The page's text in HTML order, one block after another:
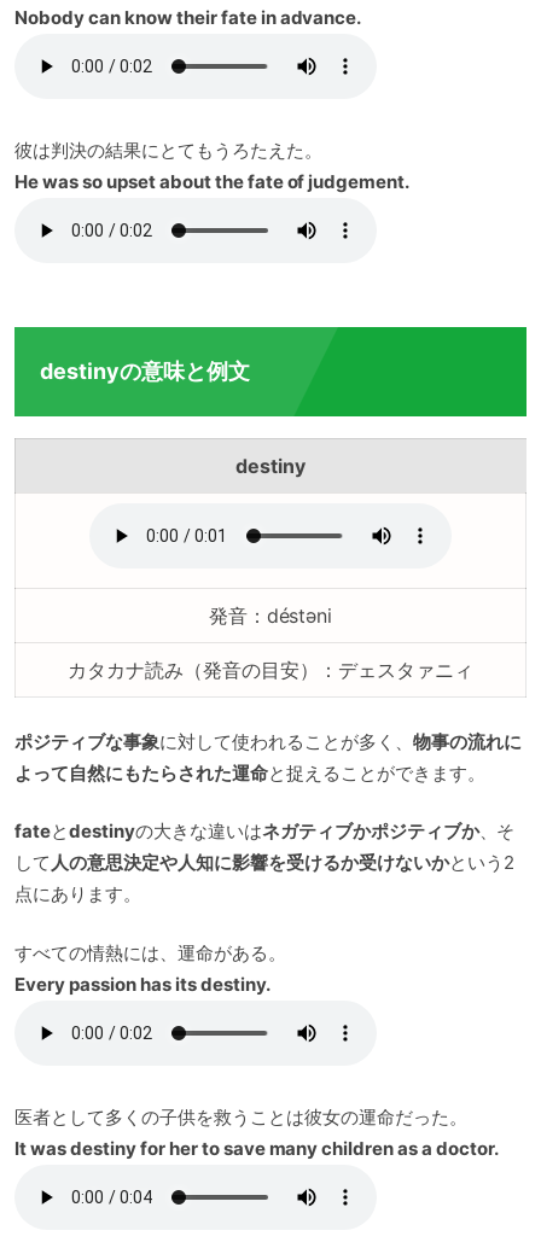
Nobody can know their fate in advance.
彼は判決の結果にとてもうろたえた。
He was so upset about the fate of judgement.
destinyの意味と例文
destiny
発音：déstəni
カタカナ読み（発音の目安）：デェスタァニィ
ポジティブな事象に対して使われることが多く、 物事の流れに
よって自然にもたらされた運命と捉えることができます。
fateとdestinyの大きな違いはネガティブかポジティブか、そ
して 人の意思決定や人知に影響を受けるか受けないかという2
点にあります。
すべての情熱には、運命がある。
Every passion has its destiny.
医者として多くの子供を救うことは彼女の運命だった。
It was destiny for her to save many children as a doctor.